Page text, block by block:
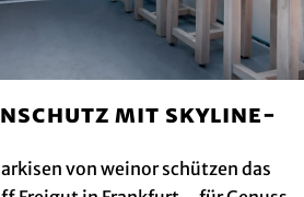
mit Skyline-
von weinor schützen das